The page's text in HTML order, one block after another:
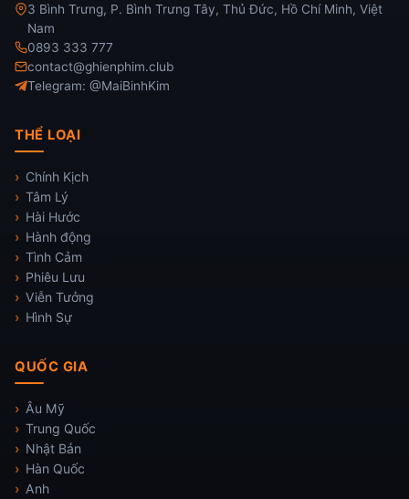
3 Bình Trưng, P. Bình Trưng Tây, Thủ Đức, Hồ Chí Minh, Việt
Nam
0893 333 777
contact@ghienphim.club
Telegram: @MaiBinhKim
THỂ LOẠI
Chính Kịch
Tâm Lý
Hài Hước
Hành động
Tình Cảm
Phiêu Lưu
Viễn Tưởng
Hình Sự
QUỐC GIA
Âu Mỹ
Trung Quốc
Nhật Bản
Hàn Quốc
Anh